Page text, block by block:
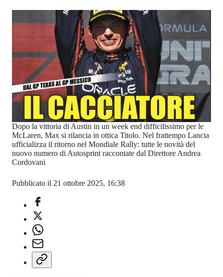
Dopo la vittoria di Austin in un week end difficilissimo per le
McLaren, Max si rilancia in ottica Titolo. Nel frattempo Lancia
ufficializza il ritorno nel Mondiale Rally: tutte le novità del
nuovo numero di Autosprint raccontate dal Direttore Andrea
Cordovani
Pubblicato il 21 ottobre 2025, 16:38